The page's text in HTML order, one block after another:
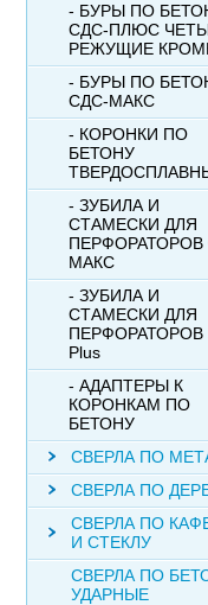
- БУРЫ ПО
СДС-ПЛЮС
РЕЖУЩИЕ
- БУРЫ ПО
СДС-МАКС
- КОРОНКИ ПО
БЕТОНУ
- ЗУБИЛА И
СТАМЕСКИ ДЛЯ
ПЕРФОРАТОРОВ
МАКС
- ЗУБИЛА И
СТАМЕСКИ ДЛЯ
ПЕРФОРАТОРОВ
Plus
- АДАПТЕРЫ К
КОРОНКАМ ПО
БЕТОНУ
СВЕРЛА ПО
СВЕРЛА ПО
СВЕРЛА ПО
И СТЕКЛУ
СВЕРЛА ПО
УДАРНЫЕ